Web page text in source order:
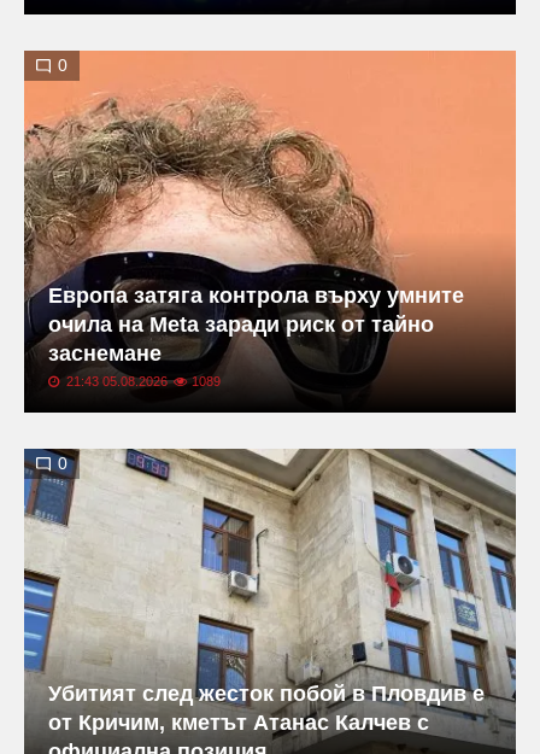
0
Европа затяга контрола върху умните
очила на Meta заради риск от тайно
заснемане
21:43 05.08.2026 1089
0
Убитият след жесток побой в Пловдив е
от Кричим, кметът Атанас Калчев с